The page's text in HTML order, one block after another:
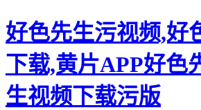
好色先生污视频,好
下载,黄片APP好色
生视频下载污版